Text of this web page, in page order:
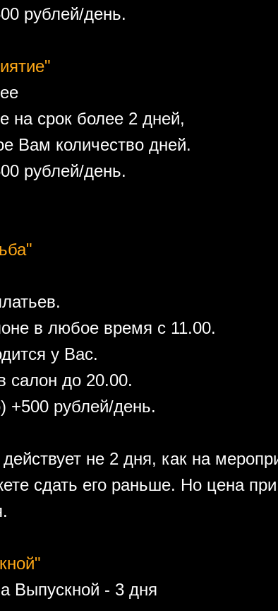
рублей/день.
на срок более 2 дней,
Вам количество дней.
рублей/день.
в любое время с 11.00.
у Вас.
салон до 20.00.
+500 рублей/день.
не 2 дня, как на
сдать его раньше. Но цена
Выпускной - 3 дня